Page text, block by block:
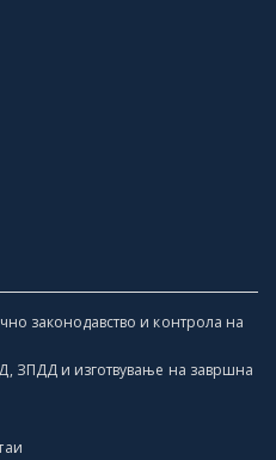
законодавство и контрола на
ЗПДД и изготвување на завршна